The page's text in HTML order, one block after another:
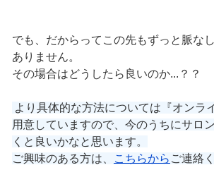
でも、だからってこの先もずっと脈な
ありません。
その場合はどうしたら良いのか...？？
より具体的な方法については『オンラ
用意していますので、今のうちにサロ
くと良いかなと思います。
ご興味のある方は、
こちらから ご連絡